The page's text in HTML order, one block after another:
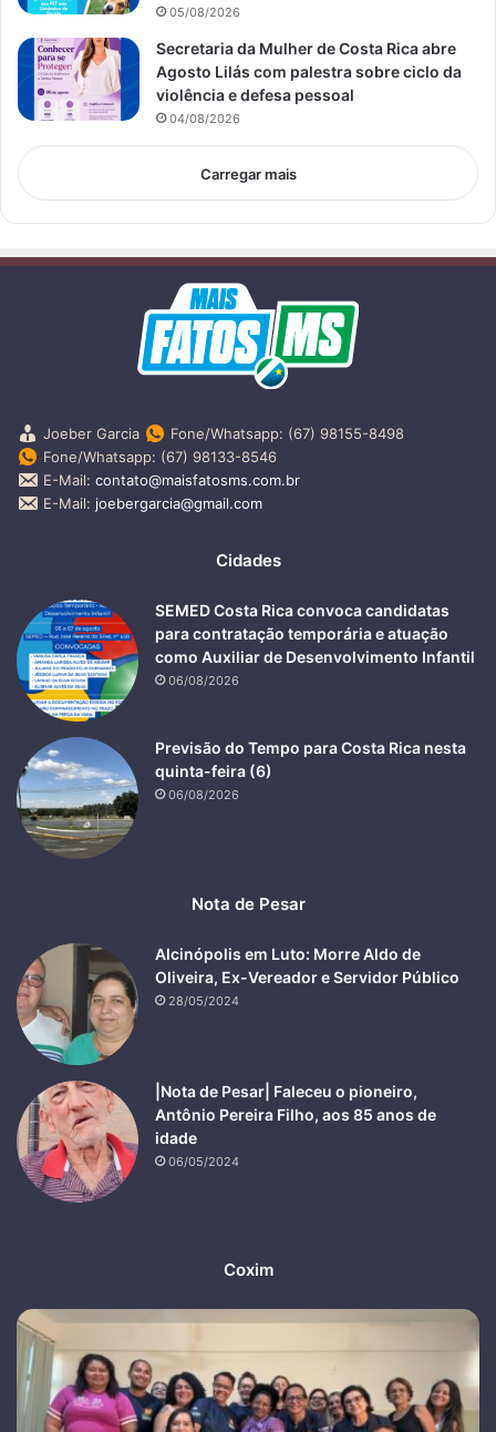
05/08/2026
Secretaria da Mulher de Costa Rica abre
Agosto Lilás com palestra sobre ciclo da
violência e defesa pessoal
04/08/2026
Carregar mais
Joeber Garcia
Fone/Whatsapp: (67) 98155-8498
Fone/Whatsapp: (67) 98133-8546
E-Mail: contato@maisfatosms.com.br
E-Mail: joebergarcia@gmail.com
Cidades
SEMED Costa Rica convoca candidatas
para contratação temporária e atuação
como Auxiliar de Desenvolvimento Infantil
06/08/2026
Previsão do Tempo para Costa Rica nesta
quinta-feira (6)
06/08/2026
Nota de Pesar
Alcinópolis em Luto: Morre Aldo de
Oliveira, Ex-Vereador e Servidor Público
28/05/2024
|Nota de Pesar| Faleceu o pioneiro,
Antônio Pereira Filho, aos 85 anos de
idade
06/05/2024
Coxim